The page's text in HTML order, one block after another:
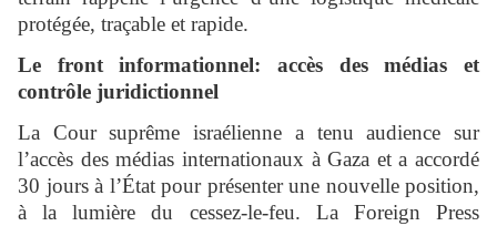
protégée, traçable et rapide.
Le front informationnel: accès des médias et
contrôle juridictionnel
La Cour suprême israélienne a tenu audience sur
l’accès des médias internationaux à Gaza et a accordé
30 jours à l’État pour présenter une nouvelle position,
à la lumière du cessez-le-feu. La Foreign Press